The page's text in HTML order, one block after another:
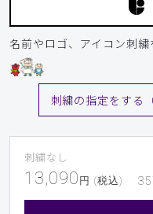
名前やロゴ、アイコン刺繍
刺繍の指定をする
刺繍なし
13,090 円 (税込)